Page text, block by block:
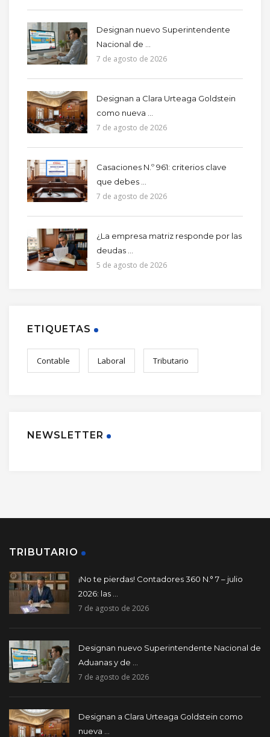
Designan nuevo Superintendente
Nacional de ...
7 de agosto de 2026
Designan a Clara Urteaga Goldstein
como nueva ...
7 de agosto de 2026
Casaciones N.º 961: criterios clave
que debes ...
7 de agosto de 2026
¿La empresa matriz responde por las
deudas ...
5 de agosto de 2026
ETIQUETAS
Contable Laboral Tributario
NEWSLETTER
TRIBUTARIO
¡No te pierdas! Contadores 360 N.° 7 – julio
2026: las ...
7 de agosto de 2026
Designan nuevo Superintendente Nacional de
Aduanas y de ...
7 de agosto de 2026
Designan a Clara Urteaga Goldstein como
nueva ...